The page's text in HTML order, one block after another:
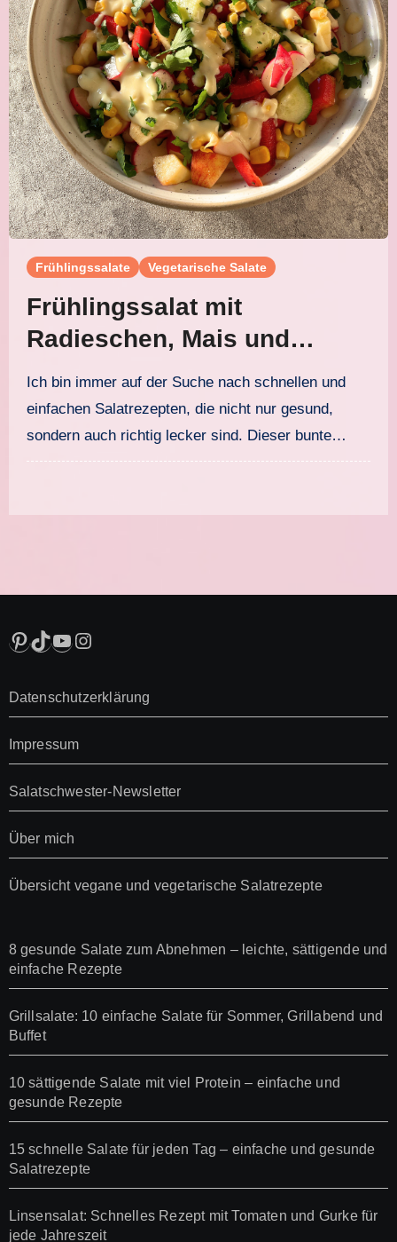
Frühlingssalate Vegetarische Salate
Frühlingssalat mit
Radieschen, Mais und
Joghurt-Senf-Dressing
Ich bin immer auf der Suche nach schnellen und
einfachen Salatrezepten, die nicht nur gesund,
sondern auch richtig lecker sind. Dieser bunte…
Pinterest
TikTok
YouTube
Instagram
Datenschutzerklärung
Impressum
Salatschwester-Newsletter
Über mich
Übersicht vegane und vegetarische Salatrezepte
8 gesunde Salate zum Abnehmen – leichte, sättigende und
einfache Rezepte
Grillsalate: 10 einfache Salate für Sommer, Grillabend und
Buffet
10 sättigende Salate mit viel Protein – einfache und
gesunde Rezepte
15 schnelle Salate für jeden Tag – einfache und gesunde
Salatrezepte
Linsensalat: Schnelles Rezept mit Tomaten und Gurke für
jede Jahreszeit